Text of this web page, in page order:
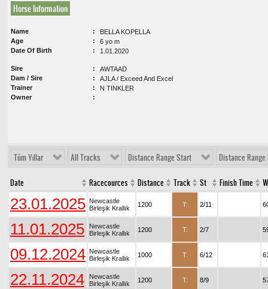
Horse Information
Name
BELLA KOPELLA
Age
6 yo m
Date Of Birth
1.01.2020
Sire
AWTAAD
Dam / Sire
AJLA / Exceed And Excel
Trainer
N TINKLER
Owner
Tüm Yıllar All Tracks Distance Range Start Distance Range
Date Racecources Distance Track St Finish Time
23.01.2025 Newcastle
Birleşik Krallık
1200 T: 2/11
11.01.2025
Newcastle
Birleşik Krallık
1200 T: 2/7
09.12.2024 Newcastle
Birleşik Krallık
1000 T: 6/12
22.11.2024
Newcastle
Birleşik Krallık
1200 T: 8/9